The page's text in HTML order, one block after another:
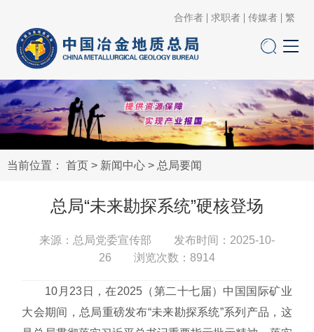
合作者 求职者 传媒者 繁
当前位置： 首页 > 新闻中心 > 总局要闻
总局“未来勘探系统”硬核登场
来源：总局党委宣传部 发布时间：2025-10-
26 浏览次数： 8914
10月23日，在2025（第二十七届）中国国际矿业
大会期间，总局重磅发布“未来勘探系统”系列产品，这